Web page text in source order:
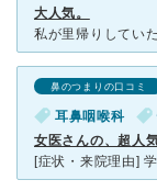
大人気。
鼻のつまりの口コミ
耳鼻咽喉科
女医さんの、超人気